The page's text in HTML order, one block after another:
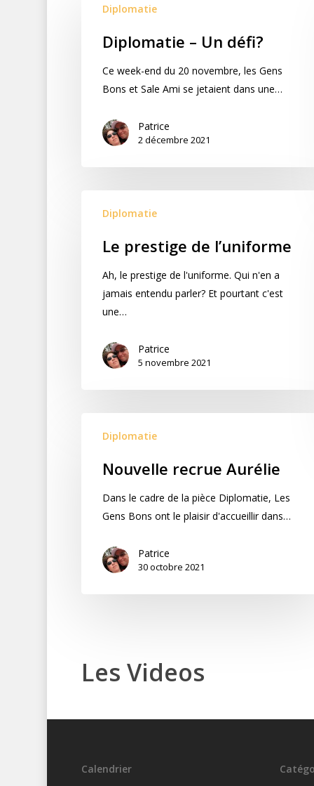
Diplomatie
Diplomatie – Un défi?
Ce week-end du 20 novembre, les Gens
Bons et Sale Ami se jetaient dans une…
Patrice
2 décembre 2021
Diplomatie
Le prestige de l’uniforme
Ah, le prestige de l'uniforme. Qui n'en a
jamais entendu parler? Et pourtant c'est
une…
Patrice
5 novembre 2021
Diplomatie
Nouvelle recrue Aurélie
Dans le cadre de la pièce Diplomatie, Les
Gens Bons ont le plaisir d'accueillir dans…
Patrice
30 octobre 2021
Les Videos
Calendrier